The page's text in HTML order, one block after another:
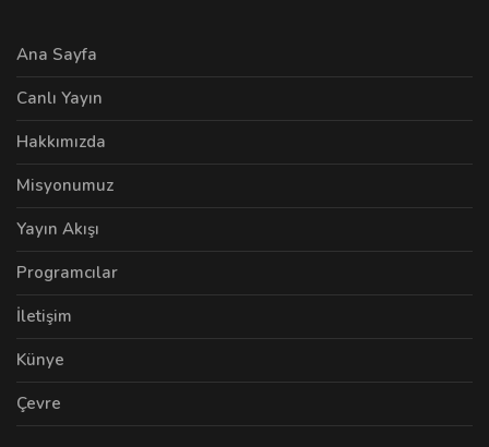
Ana Sayfa
Canlı Yayın
Hakkımızda
Misyonumuz
Yayın Akışı
Programcılar
İletişim
Künye
Çevre